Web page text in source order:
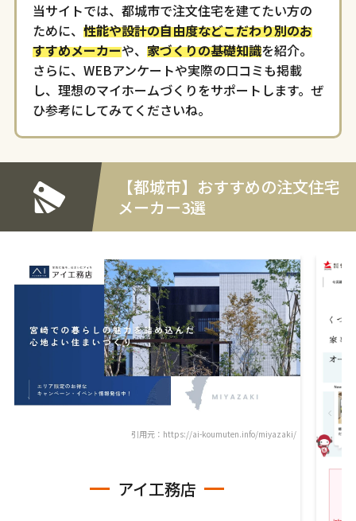
当サイトでは、都城市で注文住宅を建てたい方の
ために、 性能や設計の自由度などこだわり別のお
すすめメーカーや、 家づくりの基礎知識を紹介。
さらに、WEBアンケートや実際の口コミも掲載
し、理想のマイホームづくりをサポートします。ぜ
ひ参考にしてみてくださいね。
【都城市】おすすめの注文住宅
メーカー3選
引用元：https://ai-koumuten.info/miyazaki/
アイ工務店